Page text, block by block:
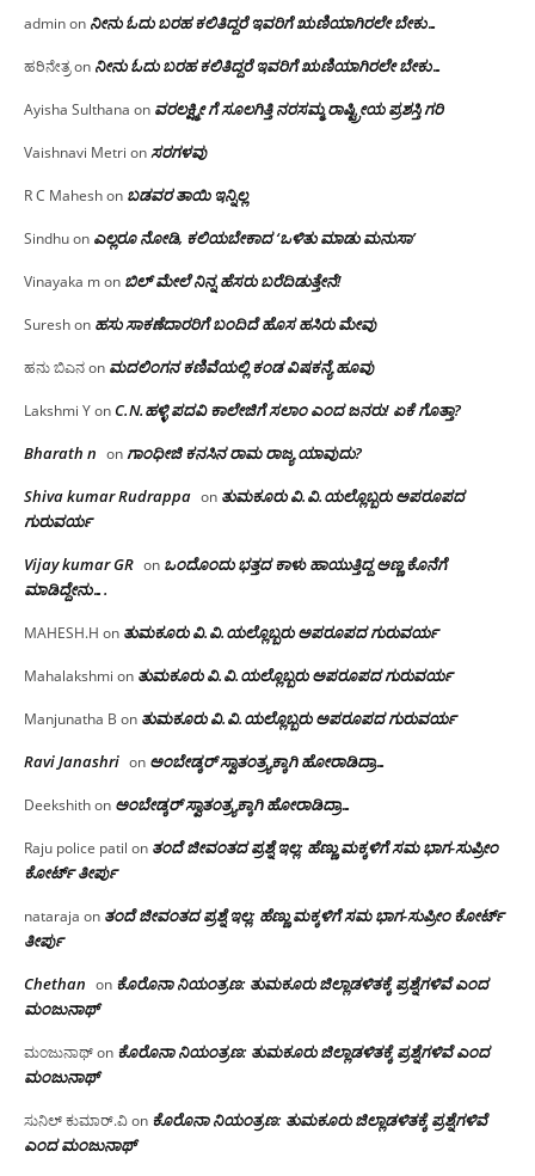
adminon ನೀನು ಓದು ಬರಹ ಕಲಿತಿದ್ದರೆ ಇವರಿಗೆ ಋಣಿಯಾಗಿರಲೇ ಬೇಕು…
ಹರಿನೇತ್ರon ನೀನು ಓದು ಬರಹ ಕಲಿತಿದ್ದರೆ ಇವರಿಗೆ ಋಣಿಯಾಗಿರಲೇ ಬೇಕು…
Ayisha Sulthana on ವರಲಕ್ಷ್ಮೀ ಗೆ ಸೂಲಗಿತ್ತಿ ನರಸಮ್ಮ‌ ರಾಷ್ಟ್ರೀಯ ಪ್ರಶಸ್ತಿ ಗರಿ
Vaishnavi Metri onಸರಗಳವು
R C Maheshon ಬಡವರ ತಾಯಿ ಇನ್ನಿಲ್ಲ
Sindhuon ಎಲ್ಲರೂ ನೋಡಿ, ಕಲಿಯಬೇಕಾದ ‘ಒಳಿತು ಮಾಡು ಮನುಸಾ’
Vinayaka mon ಬಿಲ್ ಮೇಲೆ ನಿನ್ನ ಹೆಸರು ಬರೆದಿಡುತ್ತೇನೆ!
Sureshon ಹಸು ಸಾಕಣೆದಾರರಿಗೆ ಬಂದಿದೆ ಹೊಸ ಹಸಿರು ಮೇವು
ಹನು ಬಿಎನon ಮದಲಿಂಗನ ಕಣಿವೆಯಲ್ಲಿ ಕಂಡ ವಿಷಕನ್ಯೆ ಹೂವು
Lakshmi YonC.N.ಹಳ್ಳಿ ಪದವಿ ಕಾಲೇಜಿಗೆ ಸಲಾಂ‌ ಎಂದ ಜನರು! ಏಕೆ ಗೊತ್ತಾ?
Bharath n onಗಾಂಧೀಜಿ ಕನಸಿನ ರಾಮ ರಾಜ್ಯ ಯಾವುದು?
Shiva kumar Rudrappa on ತುಮಕೂರು‌ ವಿ.ವಿ.ಯಲ್ಲೊಬ್ಬರು ಅಪರೂಪದ
ಗುರುವರ್ಯ
Vijay kumar GR on ಒಂದೊಂದು ಭತ್ತದ ಕಾಳು ಹಾಯುತ್ತಿದ್ದ ಅಣ್ಣ ಕೊನೆಗೆ
ಮಾಡಿದ್ದೇನು….
MAHESH.H on ತುಮಕೂರು‌ ವಿ.ವಿ.ಯಲ್ಲೊಬ್ಬರು ಅಪರೂಪದ ಗುರುವರ್ಯ
Mahalakshmi on ತುಮಕೂರು‌ ವಿ.ವಿ.ಯಲ್ಲೊಬ್ಬರು ಅಪರೂಪದ ಗುರುವರ್ಯ
Manjunatha B on ತುಮಕೂರು‌ ವಿ.ವಿ.ಯಲ್ಲೊಬ್ಬರು ಅಪರೂಪದ ಗುರುವರ್ಯ
Ravi Janashri on ಅಂಬೇಡ್ಕರ್ ಸ್ವಾತಂತ್ರ್ಯಕ್ಕಾಗಿ ಹೋರಾಡಿದ್ರಾ…
Deekshithon ಅಂಬೇಡ್ಕರ್ ಸ್ವಾತಂತ್ರ್ಯಕ್ಕಾಗಿ ಹೋರಾಡಿದ್ರಾ…
Raju police patil on ತಂದೆ ಜೀವಂತದ ಪ್ರಶ್ನೆ ಇಲ್ಲ: ಹೆಣ್ಣು ಮಕ್ಕಳಿಗೆ ಸಮ ಭಾಗ-ಸುಪ್ರೀಂ
ಕೋರ್ಟ್ ತೀರ್ಪು
nataraja on ತಂದೆ ಜೀವಂತದ ಪ್ರಶ್ನೆ ಇಲ್ಲ: ಹೆಣ್ಣು ಮಕ್ಕಳಿಗೆ ಸಮ ಭಾಗ-ಸುಪ್ರೀಂ ಕೋರ್ಟ್
ತೀರ್ಪು
Chethan on ಕೊರೊನಾ ನಿಯಂತ್ರಣ: ತುಮಕೂರು ಜಿಲ್ಲಾಡಳಿತಕ್ಕೆ ಪ್ರಶ್ನೆಗಳಿವೆ ಎಂದ
ಮಂಜು‌ನಾಥ್
ಮಂಜುನಾಥ್on ಕೊರೊನಾ ನಿಯಂತ್ರಣ: ತುಮಕೂರು ಜಿಲ್ಲಾಡಳಿತಕ್ಕೆ ಪ್ರಶ್ನೆಗಳಿವೆ ಎಂದ
ಮಂಜು‌ನಾಥ್
ಸುನಿಲ್ ಕುಮಾರ್.ವಿon ಕೊರೊನಾ ನಿಯಂತ್ರಣ: ತುಮಕೂರು ಜಿಲ್ಲಾಡಳಿತಕ್ಕೆ ಪ್ರಶ್ನೆಗಳಿವೆ
ಎಂದ ಮಂಜು‌ನಾಥ್